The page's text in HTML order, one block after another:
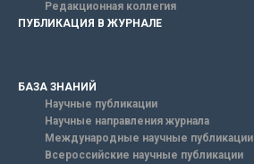
Редакционная коллегия
ПУБЛИКАЦИЯ В ЖУРНАЛЕ
БАЗА ЗНАНИЙ
Научные публикации
Научные направления журнала
Международные научные публикации
Всероссийские научные публикации